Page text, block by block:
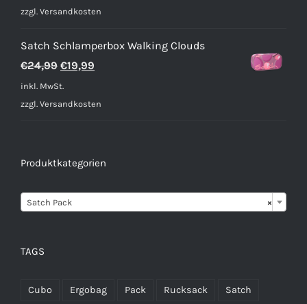
war: ist:
zzgl. Versandkosten
Satch Schlamperbox Walking Clouds
€24,99 Ursprünglicher
Preis
war:
€19,99
ist:
inkl. MwSt.
zzgl. Versandkosten
Produktkategorien
×
Satch Pack
TAGS
Cubo Ergobag Pack Rucksack Satch